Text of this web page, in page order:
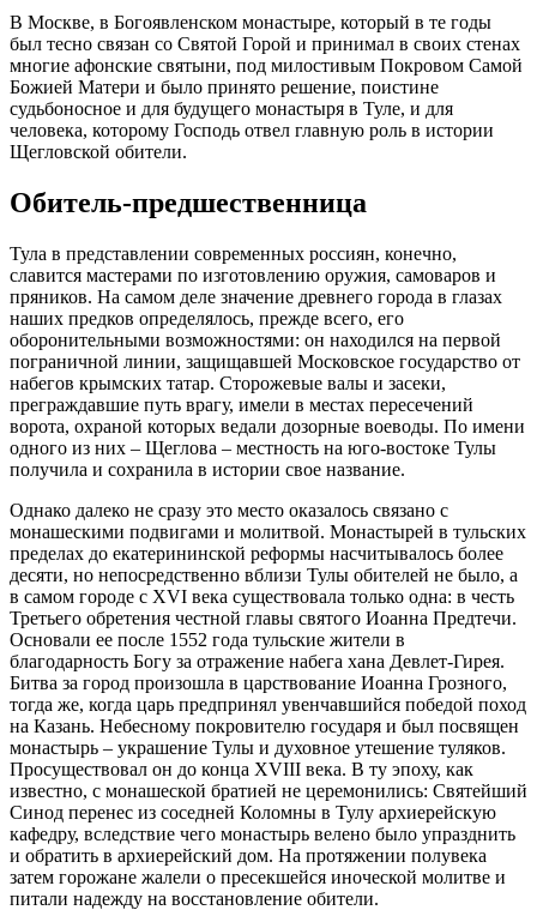
В Москве, в Богоявленском монастыре, который в те годы
был тесно связан со Святой Горой и принимал в своих стенах
многие афонские святыни, под милостивым Покровом Самой
Божией Матери и было принято решение, поистине
судьбоносное и для будущего монастыря в Туле, и для
человека, которому Господь отвел главную роль в истории
Щегловской обители.
Обитель-предшественница
Тула в представлении современных россиян, конечно,
славится мастерами по изготовлению оружия, самоваров и
пряников. На самом деле значение древнего города в глазах
наших предков определялось, прежде всего, его
оборонительными возможностями: он находился на первой
пограничной линии, защищавшей Московское государство от
набегов крымских татар. Сторожевые валы и засеки,
преграждавшие путь врагу, имели в местах пересечений
ворота, охраной которых ведали дозорные воеводы. По имени
одного из них – Щеглова – местность на юго-востоке Тулы
получила и сохранила в истории свое название.
Однако далеко не сразу это место оказалось связано с
монашескими подвигами и молитвой. Монастырей в тульских
пределах до екатерининской реформы насчитывалось более
десяти, но непосредственно вблизи Тулы обителей не было, а
в самом городе с XVI века существовала только одна: в честь
Третьего обретения честной главы святого Иоанна Предтечи.
Основали ее после 1552 года тульские жители в
благодарность Богу за отражение набега хана Девлет-Гирея.
Битва за город произошла в царствование Иоанна Грозного,
тогда же, когда царь предпринял увенчавшийся победой поход
на Казань. Небесному покровителю государя и был посвящен
монастырь – украшение Тулы и духовное утешение туляков.
Просуществовал он до конца XVIII века. В ту эпоху, как
известно, с монашеской братией не церемонились: Святейший
Синод перенес из соседней Коломны в Тулу архиерейскую
кафедру, вследствие чего монастырь велено было упразднить
и обратить в архиерейский дом. На протяжении полувека
затем горожане жалели о пресекшейся иноческой молитве и
питали надежду на восстановление обители.